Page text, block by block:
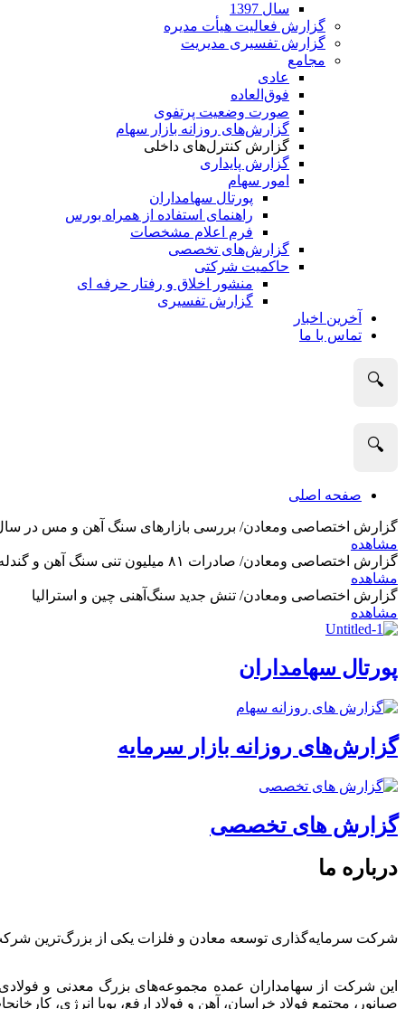
سال 1397
گزارش فعالیت هیأت مدیره
گزارش تفسیری مدیریت
مجامع
عادی
فوق‌العاده
صورت وضعیت پرتفوی
گزارش‌های روزانه بازار سهام
گزارش کنترل‌های داخلی
گزارش پایداری
امور سهام
پورتال سهامداران
راهنمای استفاده از همراه بورس
فرم اعلام مشخصات
گزارش‌های تخصصی
حاکمیت شرکتی
منشور اخلاق و رفتار حرفه­ ای
گزارش تفسیری
آخرین اخبار
تماس با ما
🔍
🔍
صفحه اصلی
گزارش اختصاصی ومعادن/ بررسی بازارهای سنگ آهن و مس در سال 2025 و نگاه تحلیلگران به
مشاهده
گزارش اختصاصی ومعادن/ صادرات ۸۱ میلیون تنی سنگ آهن و گندله استرالیا در ماه گذشته
مشاهده
گزارش اختصاصی ومعادن/ تنش جدید سنگ‌آهنی چین و استرالیا
مشاهده
پورتال سهامداران
گزارش‌های روزانه بازار سرمایه
گزارش های تخصصی
درباره ما
شرکت سرمایه‌گذاری توسعه معادن و فلزات یکی از بزرگ‌ترین
این شرکت از سهامداران عمده مجموعه‌های بزرگ معدنی و
صبانور، مجتمع فولاد خراسان، آهن و فولاد ارفع، پویا انرژی،